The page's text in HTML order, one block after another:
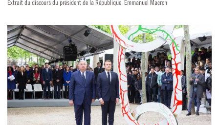
Extrait du discours du président de la République, Emmanuel Macron